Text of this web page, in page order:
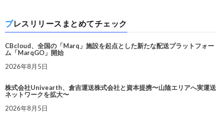
プレスリリースまとめてチェック
CBcloud、全国の「Marq」施設を起点とした新たな配送プラットフォー
ム「MarqGO」開始
2026年8月5日
株式会社Univearth、倉吉運送株式会社と資本提携〜山陰エリアへ実運送
ネットワークを拡大〜
2026年8月5日